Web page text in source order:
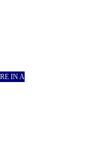
IN A